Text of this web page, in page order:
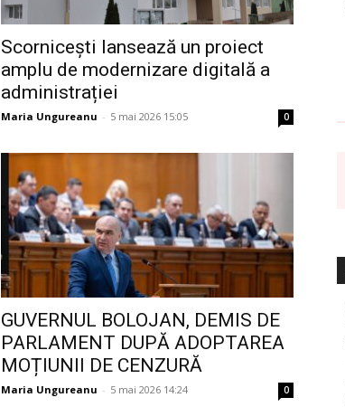
Scornicești lansează un proiect
amplu de modernizare digitală a
administrației
Maria Ungureanu - 5 mai 2026 15:05 0
GUVERNUL BOLOJAN, DEMIS DE
PARLAMENT DUPĂ ADOPTAREA
MOȚIUNII DE CENZURĂ
Maria Ungureanu - 5 mai 2026 14:24 0